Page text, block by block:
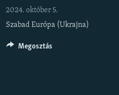
Ugrás
keresésre
ELEMZŐ
NER15
SZABADON
2024. október 5.
Szabad Európa (Ukrajna)
Megosztás